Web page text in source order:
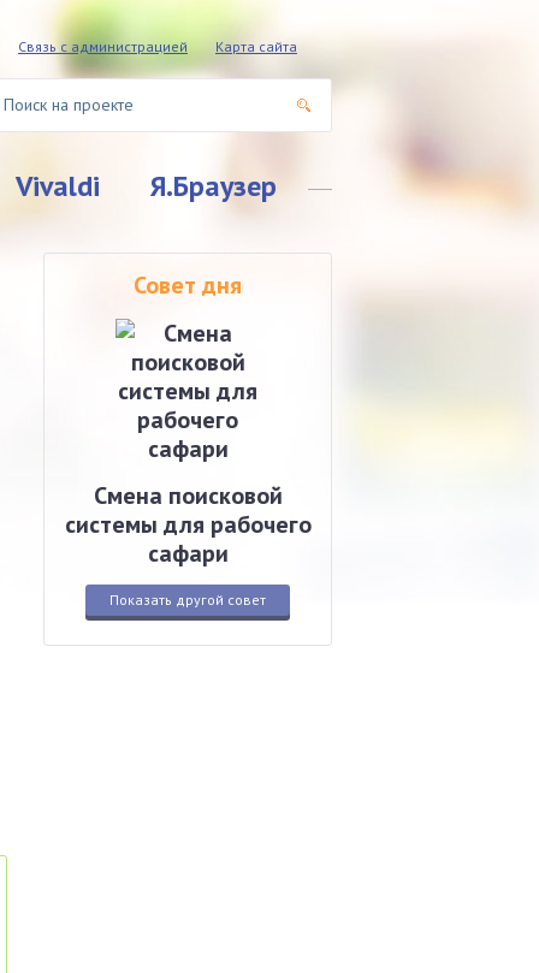
Связь с администрацией Карта сайта
Vivaldi Я.Браузер
Совет дня
Смена поисковой
системы для рабочего
сафари
Показать другой совет